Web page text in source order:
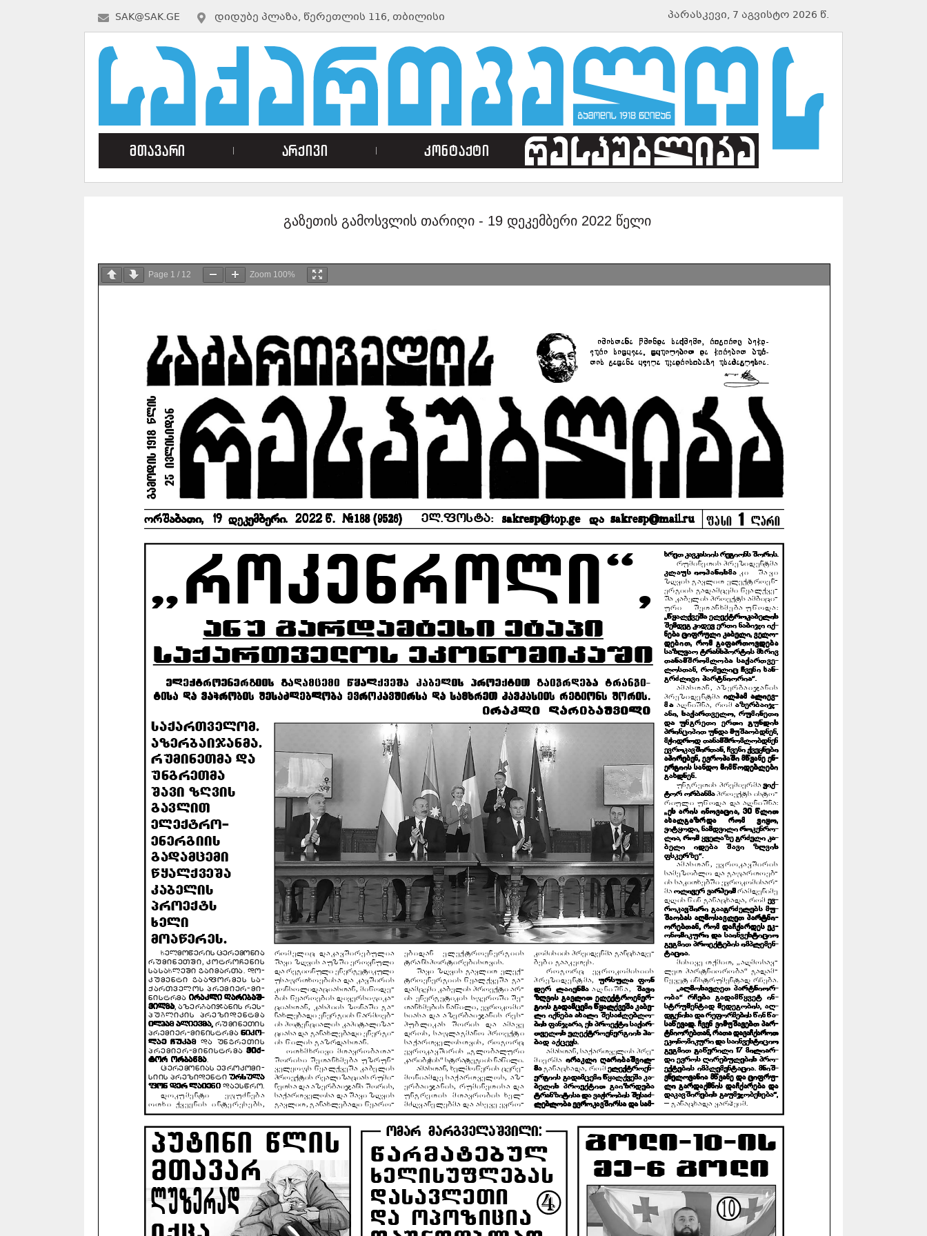
SAK@SAK.GE ᲓᲘᲓᲣᲑᲔ ᲞᲚᲐᲖᲐ, ᲬᲔᲠᲔᲗᲚᲘᲡ 116, ᲗᲑᲘᲚᲘᲡᲘ პარასკევი, 7 აგვისტო 2026 წ.
მთავარი არქივი კონტაქტი
გაზეთის გამოსვლის თარიღი - 19 დეკემბერი 2022 წელი
Page 1 / 12 Zoom 100%